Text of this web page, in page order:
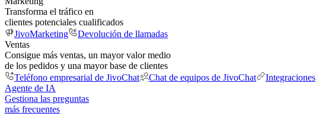
Transforma el tráfico en
clientes potenciales cualificados
JivoMarketing
Devolución de llamadas
Ventas
Consigue más ventas, un mayor valor medio
de los pedidos y una mayor base de clientes
Teléfono empresarial de JivoChat
Chat de equipos de JivoChat Integraciones
Agente de IA
Gestiona las preguntas
más frecuentes